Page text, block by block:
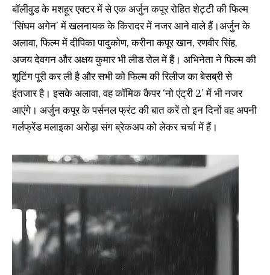
बॉलीवुड के मशहूर एक्टर में से एक अर्जुन कपूर रोहित शेट्टी की फिल्म
‘सिंघम अगेन’ में खलनायक के किरादर में नजर आने वाले हैं।अर्जुन के
अलावा, फिल्म में दीपिका पादुकोण, करीना कपूर खान, रणवीर सिंह,
अजय देवगन और अक्षय कुमार भी लीड रोल में हैं। अभिनेता ने फिल्म की
शूटिंग पूरी कर ली है और सभी को फिल्म की रिलीज का बेसब्री से
इंतजार है। इसके अलावा, वह कॉमिक कैपर ‘नो एंट्री 2’ में भी नजर
आएंगे। अर्जुन कपूर के पर्सनल फ्रंट की बात करें तो इन दिनों वह अपनी
गर्लफ्रेंड मलाइका अरोड़ा संग ब्रेकअप को लेकर चर्चा में हैं।